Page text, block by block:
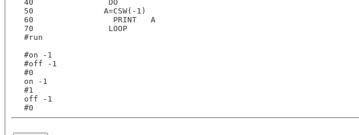
40                DO
50               A=CSW(-1)
60                 PRINT   A
70                LOOP
#run
#on -1
#off -1
#0
on -1
#1
off -1
#0